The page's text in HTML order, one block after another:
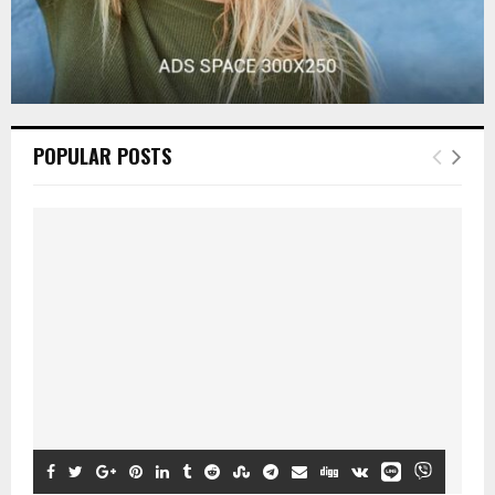
POPULAR POSTS